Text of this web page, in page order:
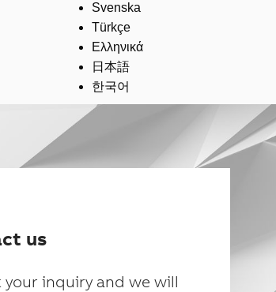
Svenska
Türkçe
Ελληνικά
日本語
한국어
us
inquiry and we will